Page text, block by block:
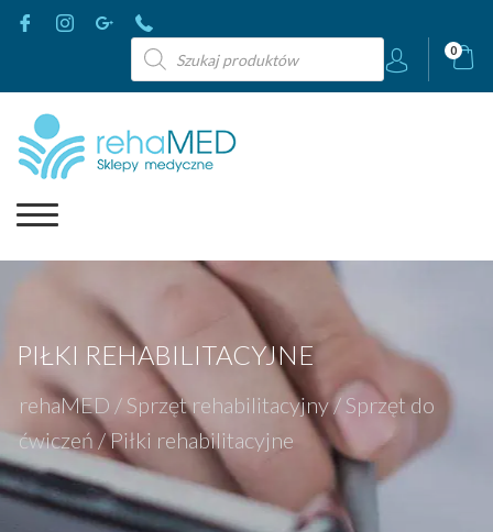
Wyszukiwarka
produktów
0
PIŁKI REHABILITACYJNE
rehaMED / Sprzęt rehabilitacyjny / Sprzęt do
ćwiczeń /Piłki rehabilitacyjne